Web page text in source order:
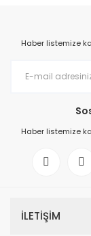
Haber listemize
Haber listemize
İLETİŞİM